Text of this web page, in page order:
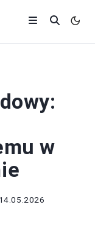
w
14.05.2026